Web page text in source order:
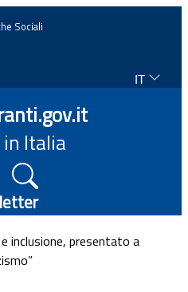
Sociali
IT
Italia
inclusione, presentato a